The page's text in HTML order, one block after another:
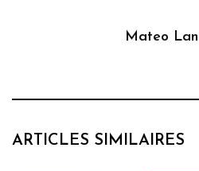
Mateo
ARTICLES SIMILAIRES